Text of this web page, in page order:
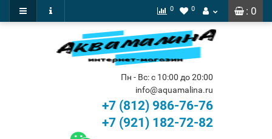
: 0
0 0
Пн - Вс: с 10:00 до 20:00
info@aquamalina.ru
+7 (812) 986-76-76
+7 (921) 182-72-82